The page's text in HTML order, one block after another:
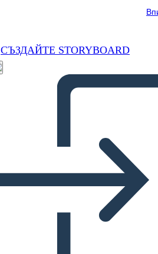
СЪЗДАЙТЕ STORYBOARD